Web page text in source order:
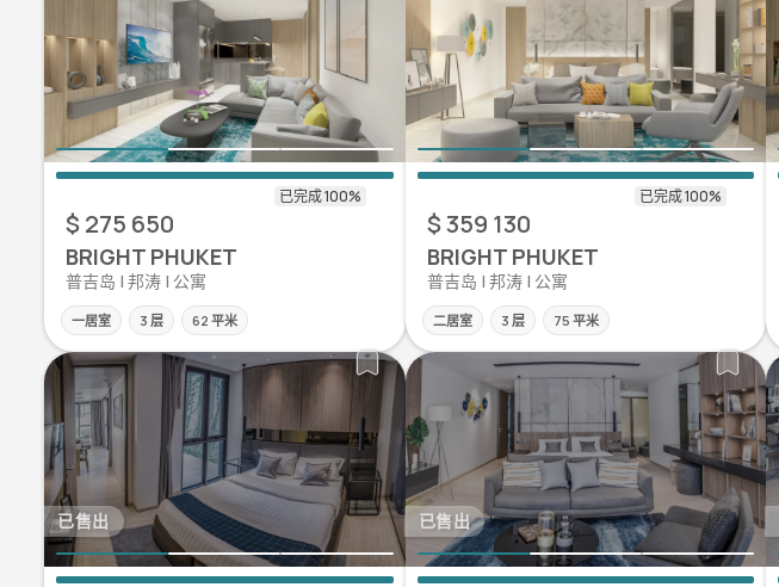
$ 275 650
BRIGHT PHUKET
普吉岛 | 邦涛 | 公寓
一居室 3 层 62 平米
$ 359 130
BRIGHT PHUKET
普吉岛 | 邦涛 | 公寓
二居室 3 层 75 平米
已售出 已售出